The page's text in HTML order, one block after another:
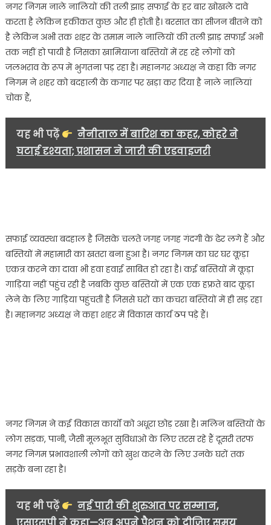
नगर निगम नाले नालियों की तली झाड़ सफाई के हर बार खोखले दावे
करता है लेकिन हकीकत कुछ और ही होती है। बरसात का सीजन बीतने को
है लेकिन अभी तक शहर के तमाम नाले नालियों की तली झाड़ सफाई अभी
तक नहीं हो पायी है जिसका खामियाजा बस्तियों में रह रहे लोगों को
जलभराव के रूप में भुगतना पड़ रहा है। महानगर अध्यक्ष ने कहा कि नगर
निगम ने शहर को बदहाली के कगार पर खड़ा कर दिया है नाले नालियां
चोक हैं,
यह भी पढ़ें
नैनीताल में बारिश का कहर, कोहरे ने
घटाई दृश्यता; प्रशासन ने जारी की एडवाइजरी
सफाई व्यवस्था बदहाल है जिसके चलते जगह जगह गंदगी के ढेर लगे हैं और
बस्तियों में महामारी का खतरा बना हुआ है। नगर निगम का घर घर कूड़ा
एकत्र करने का दावा भी हवा हवाई साबित हो रहा है। कई बस्तियों में कूड़ा
गाड़िया नहीं पहुंच रही है जबकि कुछ बस्तियों में एक एक हफ्रते बाद कू़ड़ा
लेने के लिए गाड़िया पहुंचती है जिससे घरों का कचरा बस्तियों में ही सड़ रहा
है। महानगर अध्यक्ष ने कहा शहर में विकास कार्य ठप पड़े हैं।
नगर निगम ने कई विकास कार्यों को अधूरा छोड़ रखा है। मलिन बस्तियों के
लोग सड़क, पानी, जैसी मूलभूत सुविधाओ के लिए तरस रहे हैं दूसरी तरफ
नगर निगम प्रभावशाली लोगों को खुश करने के लिए उनके घरों तक
सड़कें बना रहा है।
यह भी पढ़ें
नई पारी की शुरुआत पर सम्मान,